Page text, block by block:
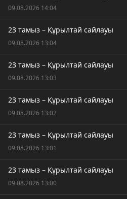
09.08.2026 14:04
23 тамыз – Құрылтай сайлауы
09.08.2026 13:04
23 тамыз – Құрылтай сайлауы
09.08.2026 13:03
23 тамыз – Құрылтай сайлауы
09.08.2026 13:02
23 тамыз – Құрылтай сайлауы
09.08.2026 13:01
23 тамыз – Құрылтай сайлауы
09.08.2026 13:00